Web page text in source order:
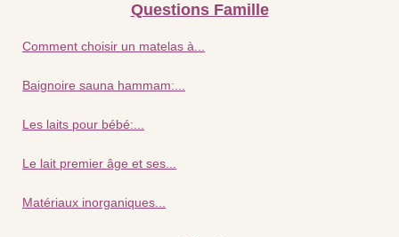
Questions Famille
Comment choisir un matelas à...
Baignoire sauna hammam:...
Les laits pour bébé:...
Le lait premier âge et ses...
Matériaux inorganiques...